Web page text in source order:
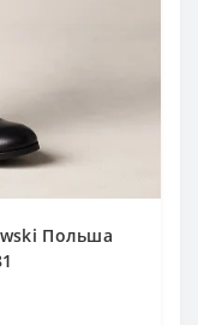
Польша